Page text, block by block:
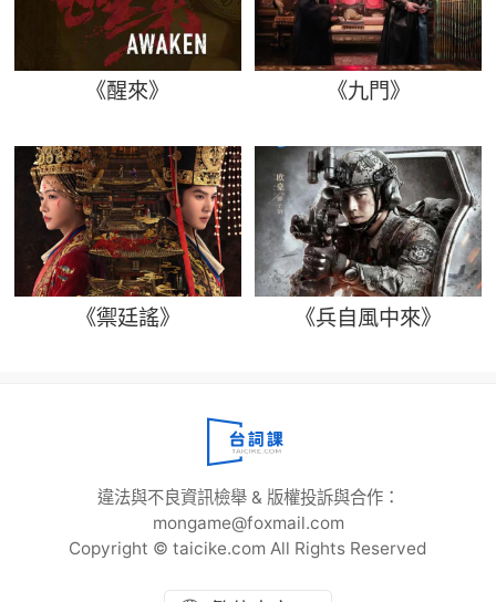
《醒來》 《九門》
《禦廷謠》 《兵自風中來》
違法與不良資訊檢舉 & 版權投訴與合作：
mongame@foxmail.com
Copyright © taicike.com All Rights Reserved